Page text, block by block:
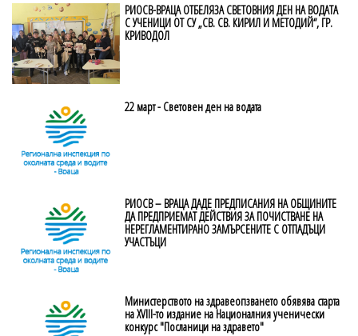
РИОСВ-ВРАЦА ОТБЕЛЯЗА СВЕТОВНИЯ ДЕН НА ВОДАТА
С УЧЕНИЦИ ОТ СУ „СВ. СВ. КИРИЛ И МЕТОДИЙ“, ГР.
КРИВОДОЛ
22 март - Световен ден на водата
РИОСВ – ВРАЦА ДАДЕ ПРЕДПИСАНИЯ НА ОБЩИНИТЕ
ДА ПРЕДПРИЕМАТ ДЕЙСТВИЯ ЗА ПОЧИСТВАНЕ НА
НЕРЕГЛАМЕНТИРАНО ЗАМЪРСЕНИТЕ С ОТПАДЪЦИ
УЧАСТЪЦИ
Министерството на здравеопзването обявява старта
на XVIII-то издание на Националния ученически
конкурс "Посланици на здравето"